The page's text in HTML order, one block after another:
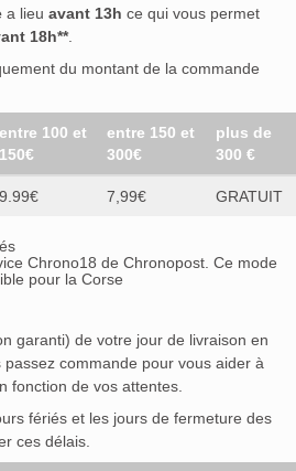
a lieu avant 13h ce qui vous permet
18h**.
du montant de la commande
entre 100 et
150€
entre 150 et
300€
plus de
300 €
9.99€ 7,99€ GRATUIT
Chrono18 de Chronopost. Ce mode
pour la Corse
garanti) de votre jour de livraison en
commande pour vous aider à
fonction de vos attentes.
fériés et les jours de fermeture des
ces délais.